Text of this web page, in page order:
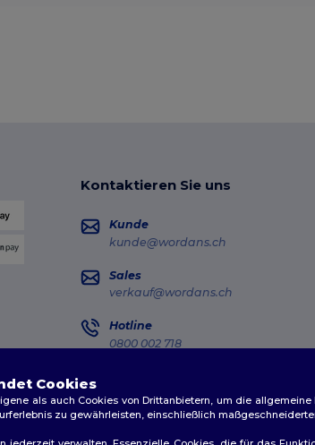
Kontaktieren Sie uns
Kunde
kunde@wordans.ch
Sales
verkauf@wordans.ch
Hotline
0800 002 718
Auftragsverfolgung
Cookies
als auch Cookies von Drittanbietern, um die
zu gewährleisten, einschließlich